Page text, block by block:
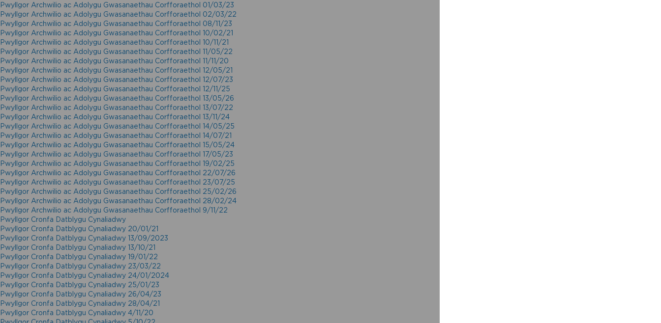
Pwyllgor Archwilio ac Adolygu Gwasanaethau Corfforaethol 01/03/23
Pwyllgor Archwilio ac Adolygu Gwasanaethau Corfforaethol 02/03/22
Pwyllgor Archwilio ac Adolygu Gwasanaethau Corfforaethol 08/11/23
Pwyllgor Archwilio ac Adolygu Gwasanaethau Corfforaethol 10/02/21
Pwyllgor Archwilio ac Adolygu Gwasanaethau Corfforaethol 10/11/21
Pwyllgor Archwilio ac Adolygu Gwasanaethau Corfforaethol 11/05/22
Pwyllgor Archwilio ac Adolygu Gwasanaethau Corfforaethol 11/11/20
Pwyllgor Archwilio ac Adolygu Gwasanaethau Corfforaethol 12/05/21
Pwyllgor Archwilio ac Adolygu Gwasanaethau Corfforaethol 12/07/23
Pwyllgor Archwilio ac Adolygu Gwasanaethau Corfforaethol 12/11/25
Pwyllgor Archwilio ac Adolygu Gwasanaethau Corfforaethol 13/05/26
Pwyllgor Archwilio ac Adolygu Gwasanaethau Corfforaethol 13/07/22
Pwyllgor Archwilio ac Adolygu Gwasanaethau Corfforaethol 13/11/24
Pwyllgor Archwilio ac Adolygu Gwasanaethau Corfforaethol 14/05/25
Pwyllgor Archwilio ac Adolygu Gwasanaethau Corfforaethol 14/07/21
Pwyllgor Archwilio ac Adolygu Gwasanaethau Corfforaethol 15/05/24
Pwyllgor Archwilio ac Adolygu Gwasanaethau Corfforaethol 17/05/23
Pwyllgor Archwilio ac Adolygu Gwasanaethau Corfforaethol 19/02/25
Pwyllgor Archwilio ac Adolygu Gwasanaethau Corfforaethol 22/07/26
Pwyllgor Archwilio ac Adolygu Gwasanaethau Corfforaethol 23/07/25
Pwyllgor Archwilio ac Adolygu Gwasanaethau Corfforaethol 25/02/26
Pwyllgor Archwilio ac Adolygu Gwasanaethau Corfforaethol 28/02/24
Pwyllgor Archwilio ac Adolygu Gwasanaethau Corfforaethol 9/11/22
Pwyllgor Cronfa Datblygu Cynaliadwy
Pwyllgor Cronfa Datblygu Cynaliadwy 20/01/21
Pwyllgor Cronfa Datblygu Cynaliadwy 13/09/2023
Pwyllgor Cronfa Datblygu Cynaliadwy 13/10/21
Pwyllgor Cronfa Datblygu Cynaliadwy 19/01/22
Pwyllgor Cronfa Datblygu Cynaliadwy 23/03/22
Pwyllgor Cronfa Datblygu Cynaliadwy 24/01/2024
Pwyllgor Cronfa Datblygu Cynaliadwy 25/01/23
Pwyllgor Cronfa Datblygu Cynaliadwy 26/04/23
Pwyllgor Cronfa Datblygu Cynaliadwy 28/04/21
Pwyllgor Cronfa Datblygu Cynaliadwy 4/11/20